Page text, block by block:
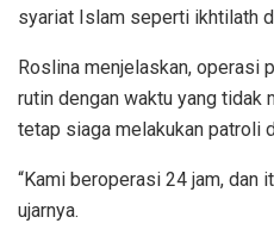
syariat Islam seperti ikhtilath
Roslina menjelaskan, operasi
rutin dengan waktu yang tidak
tetap siaga melakukan patroli
“Kami beroperasi 24 jam, dan
ujarnya.